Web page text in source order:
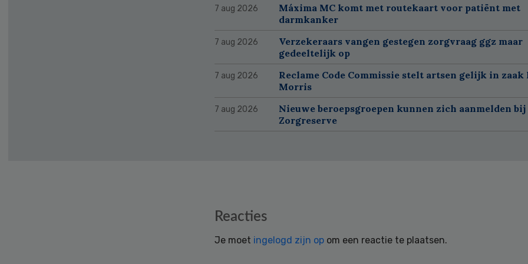
7 aug 2026
Máxima MC komt met routekaart voor patiënt met
darmkanker
7 aug 2026
Verzekeraars vangen gestegen zorgvraag ggz maar
gedeeltelijk op
7 aug 2026
Reclame Code Commissie stelt artsen gelijk in
Morris
7 aug 2026
Nieuwe beroepsgroepen kunnen zich aanmelden
Zorgreserve
Reacties
Je moet ingelogd zijn op om een reactie te plaatsen.